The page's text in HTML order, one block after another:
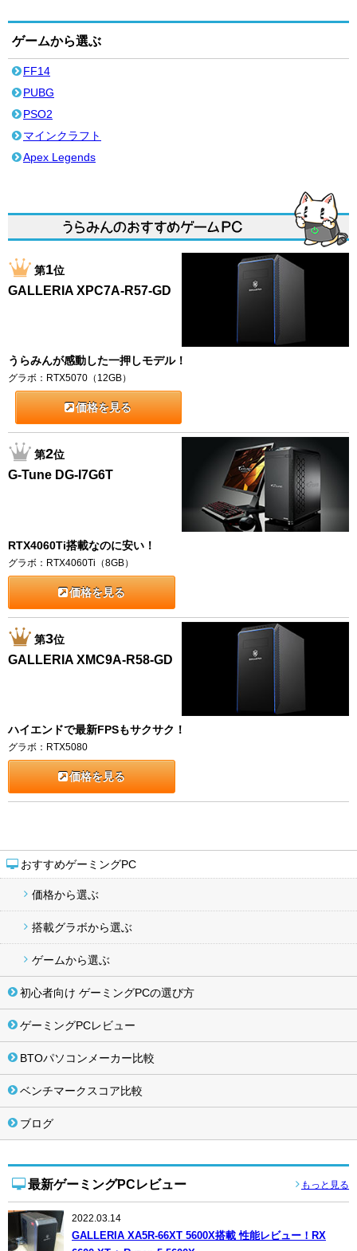
おすすめゲーミングPC
価格から選ぶ
搭載グラボから選ぶ
ゲームから選ぶ
初心者向け ゲーミングPCの選び方
ゲーミングPCレビュー
BTOパソコンメーカー比較
ベンチマークスコア比較
ブログ
最新ゲーミングPCレビュー もっと見る
2022.03.14
GALLERIA XA5R-66XT 5600X搭載 性能レビュー！RX
ゲームから選ぶ
FF14
PUBG
PSO2
マインクラフト
Apex Legends
第1位
GALLERIA XPC7A-R57-GD
うらみんが感動した一押しモデル！
グラボ：RTX5070（12GB）
価格を見る
第2位
G-Tune DG-I7G6T
RTX4060Ti搭載なのに安い！
グラボ：RTX4060Ti（8GB）
価格を見る
第3位
GALLERIA XMC9A-R58-GD
ハイエンドで最新FPSもサクサク！
グラボ：RTX5080
価格を見る